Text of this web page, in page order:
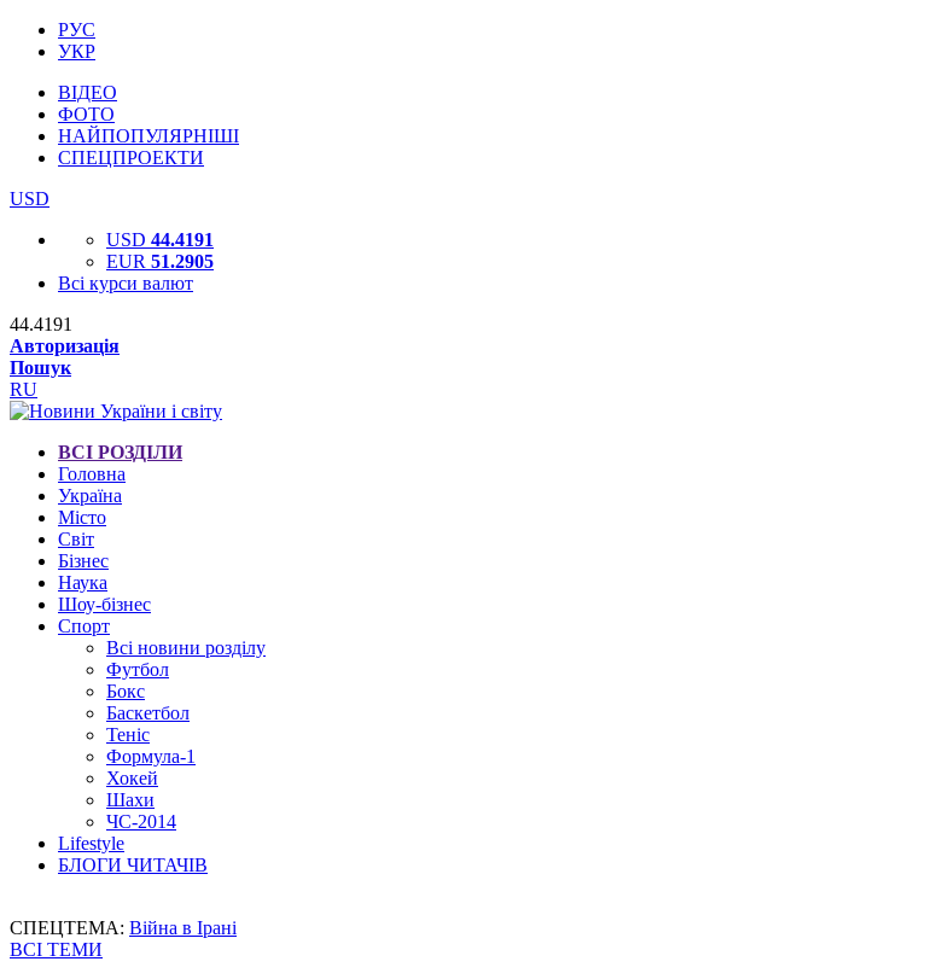
РУС
УКР
ВІДЕО
ФОТО
НАЙПОПУЛЯРНІШІ
СПЕЦПРОЕКТИ
USD
USD 44.4191
EUR 51.2905
Всі курси валют
44.4191
Авторизація
Пошук
RU
ВСІ РОЗДІЛИ
Головна
Україна
Місто
Світ
Бізнес
Наука
Шоу-бізнес
Спорт
Всі новини розділу
Футбол
Бокс
Баскетбол
Теніс
Формула-1
Хокей
Шахи
ЧС-2014
Lifestyle
БЛОГИ ЧИТАЧІВ
СПЕЦТЕМА: Війна в Ірані
ВСІ ТЕМИ